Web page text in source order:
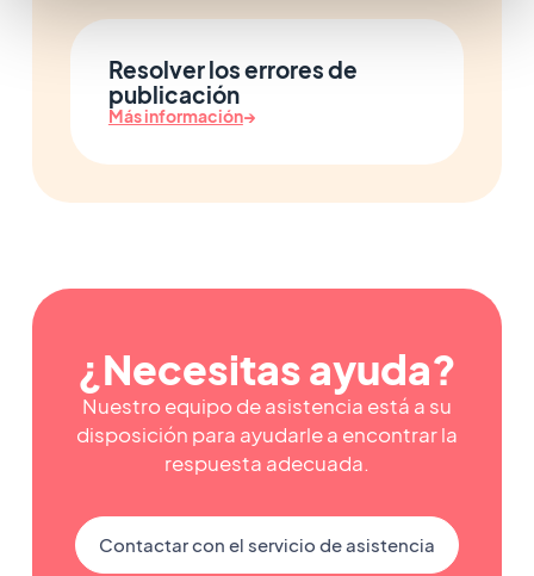
Resolver los errores de
publicación
Más información→
¿Necesitas ayuda?
Nuestro equipo de asistencia está a su
disposición para ayudarle a encontrar la
respuesta adecuada.
Contactar con el servicio de asistencia